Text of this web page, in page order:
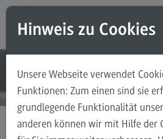
Direkt zum Inhalt
Direkt zum Hauptmenu
Direkt zum Footer
Masterstudiengänge
Accounting, Controlling,
Accounting, Controlling,
Hinweis zu Cookies
Unsere Webseite verwendet
Funktionen: Zum einen sind sie
grundlegende Funktionalität
anderen können wir mit Hilfe der